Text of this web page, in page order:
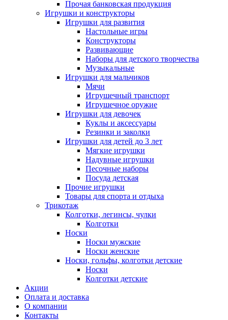
Прочая банковская продукция
Игрушки и конструкторы
Игрушки для развития
Настольные игры
Конструкторы
Развивающие
Наборы для детского творчества
Музыкальные
Игрушки для мальчиков
Мячи
Игрушечный транспорт
Игрушечное оружие
Игрушки для девочек
Куклы и аксессуары
Резинки и заколки
Игрушки для детей до 3 лет
Мягкие игрушки
Надувные игрушки
Песочные наборы
Посуда детская
Прочие игрушки
Товары для спорта и отдыха
Трикотаж
Колготки, легинсы, чулки
Колготки
Носки
Носки мужские
Носки женские
Носки, гольфы, колготки детские
Носки
Колготки детские
Акции
Оплата и доставка
О компании
Контакты